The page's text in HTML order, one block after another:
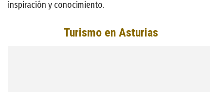
inspiración y conocimiento.